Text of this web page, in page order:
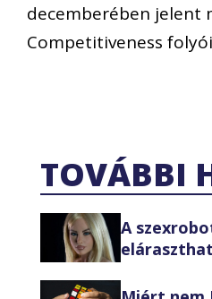
decemberében jelent
Competitiveness
TOVÁBBI
A